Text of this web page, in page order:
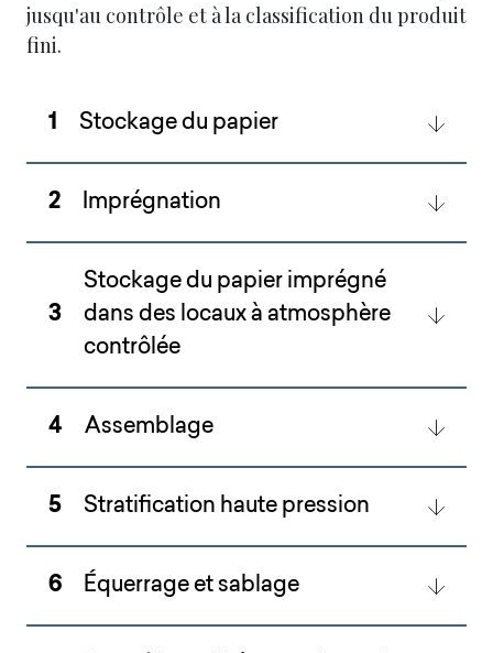
jusqu'au contrôle et à la classification du produit
fini.
1 Stockage du papier
2 Imprégnation
3
Stockage du papier imprégné
dans des locaux à atmosphère
contrôlée
4 Assemblage
5 Stratification haute pression
6 Équerrage et sablage